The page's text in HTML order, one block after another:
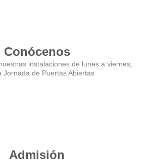
Conócenos
instalaciones de lunes a viernes,
Jornada de Puertas Abiertas
Admisión